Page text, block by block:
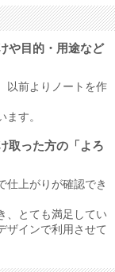
や目的・用途など
以前よりノートを作
す。
取った方の「よろ
仕上がりが確認でき
、とても満足してい
ザインで利用させて